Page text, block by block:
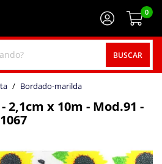
BUSCAR
0
bordado-marilda
2,1cm x 10m - Mod.91 -